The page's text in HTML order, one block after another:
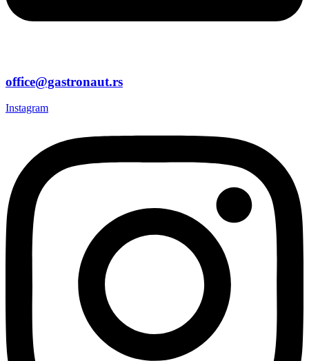
office@gastronaut.rs
Instagram